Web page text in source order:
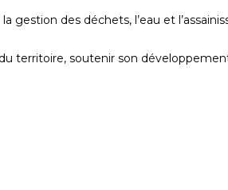
des déchets, l’eau et
territoire, soutenir son